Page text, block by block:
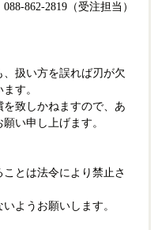
862-2819（受注担当）
扱い方を誤れば刃が欠
す。
致しかねますので、あ
い申し上げます。
とは法令により禁止さ
ようお願いします。